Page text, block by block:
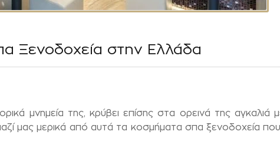
Ξενοδοχεία στην Ελλάδα
μνημεία της, κρύβει επίσης στα ορεινά της αγκαλιά
μας μερικά από αυτά τα κοσμήματα σπα ξενοδοχεία